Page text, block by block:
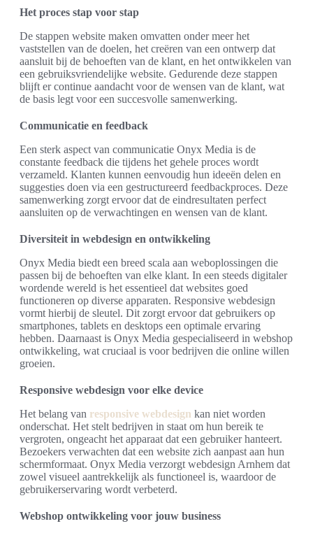
Het proces stap voor stap
De stappen website maken omvatten onder meer het
vaststellen van de doelen, het creëren van een ontwerp dat
aansluit bij de behoeften van de klant, en het ontwikkelen van
een gebruiksvriendelijke website. Gedurende deze stappen
blijft er continue aandacht voor de wensen van de klant, wat
de basis legt voor een succesvolle samenwerking.
Communicatie en feedback
Een sterk aspect van communicatie Onyx Media is de
constante feedback die tijdens het gehele proces wordt
verzameld. Klanten kunnen eenvoudig hun ideeën delen en
suggesties doen via een gestructureerd feedbackproces. Deze
samenwerking zorgt ervoor dat de eindresultaten perfect
aansluiten op de verwachtingen en wensen van de klant.
Diversiteit in webdesign en ontwikkeling
Onyx Media biedt een breed scala aan weboplossingen die
passen bij de behoeften van elke klant. In een steeds digitaler
wordende wereld is het essentieel dat websites goed
functioneren op diverse apparaten. Responsive webdesign
vormt hierbij de sleutel. Dit zorgt ervoor dat gebruikers op
smartphones, tablets en desktops een optimale ervaring
hebben. Daarnaast is Onyx Media gespecialiseerd in webshop
ontwikkeling, wat cruciaal is voor bedrijven die online willen
groeien.
Responsive webdesign voor elke device
Het belang van responsive webdesign kan niet worden
onderschat. Het stelt bedrijven in staat om hun bereik te
vergroten, ongeacht het apparaat dat een gebruiker hanteert.
Bezoekers verwachten dat een website zich aanpast aan hun
schermformaat. Onyx Media verzorgt webdesign Arnhem dat
zowel visueel aantrekkelijk als functioneel is, waardoor de
gebruikerservaring wordt verbeterd.
Webshop ontwikkeling voor jouw business